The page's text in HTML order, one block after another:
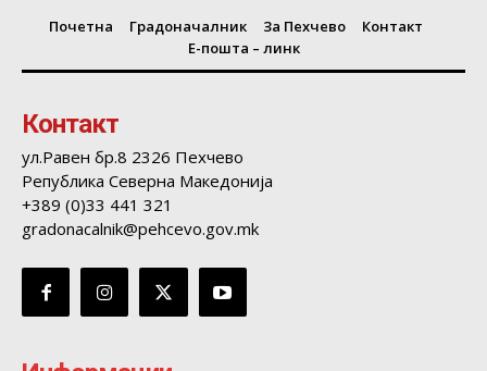
Почетна Градоначалник За Пехчево
Контакт
Е-пошта – линк
Контакт
ул.Равен бр.8 2326 Пехчево
Република Северна Македонија
+389 (0)33 441 321
gradonacalnik@pehcevo.gov.mk